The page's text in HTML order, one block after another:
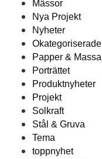
Mässor
Nya Projekt
Nyheter
Okategoriserade
Papper & Massa
Porträttet
Produktnyheter
Projekt
Solkraft
Stål & Gruva
Tema
toppnyhet